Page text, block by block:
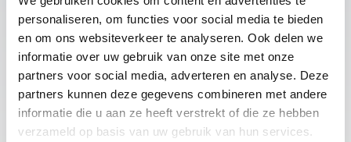
personaliseren, om functies voor social media te bieden
en om ons websiteverkeer te analyseren. Ook delen we
informatie over uw gebruik van onze site met onze
partners voor social media, adverteren en analyse. Deze
partners kunnen deze gegevens combineren met andere
informatie die u aan ze heeft verstrekt of die ze hebben
verzameld op basis van uw gebruik van hun services.
Informatieplicht
arbeidsvoorwaarden
Mogelijk bent u nu eigenrisicodrager voor
..................
07-26
TOON MEER